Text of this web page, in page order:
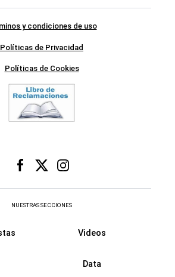
y condiciones de uso
Políticas de Privacidad
Políticas de Cookies
NUESTRAS SECCIONES
Videos
Data